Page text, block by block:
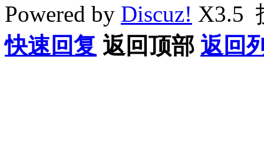
Powered by Discuz! X3.5
快速回复 返回顶部 返回